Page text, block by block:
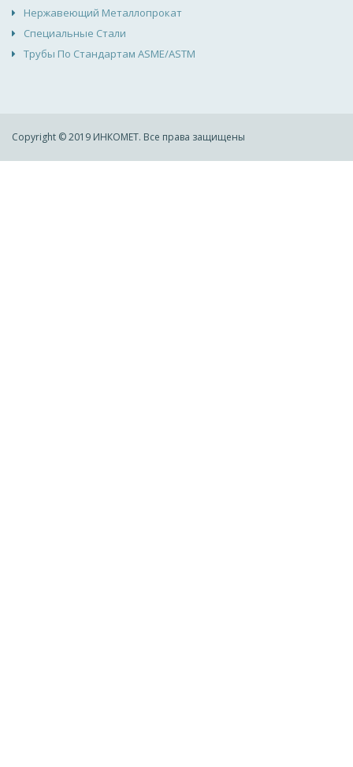
Нержавеющий Металлопрокат
Специальные Стали
Трубы По Стандартам ASME/ASTM
Copyright © 2019 ИНКОМЕТ. Все права защищены